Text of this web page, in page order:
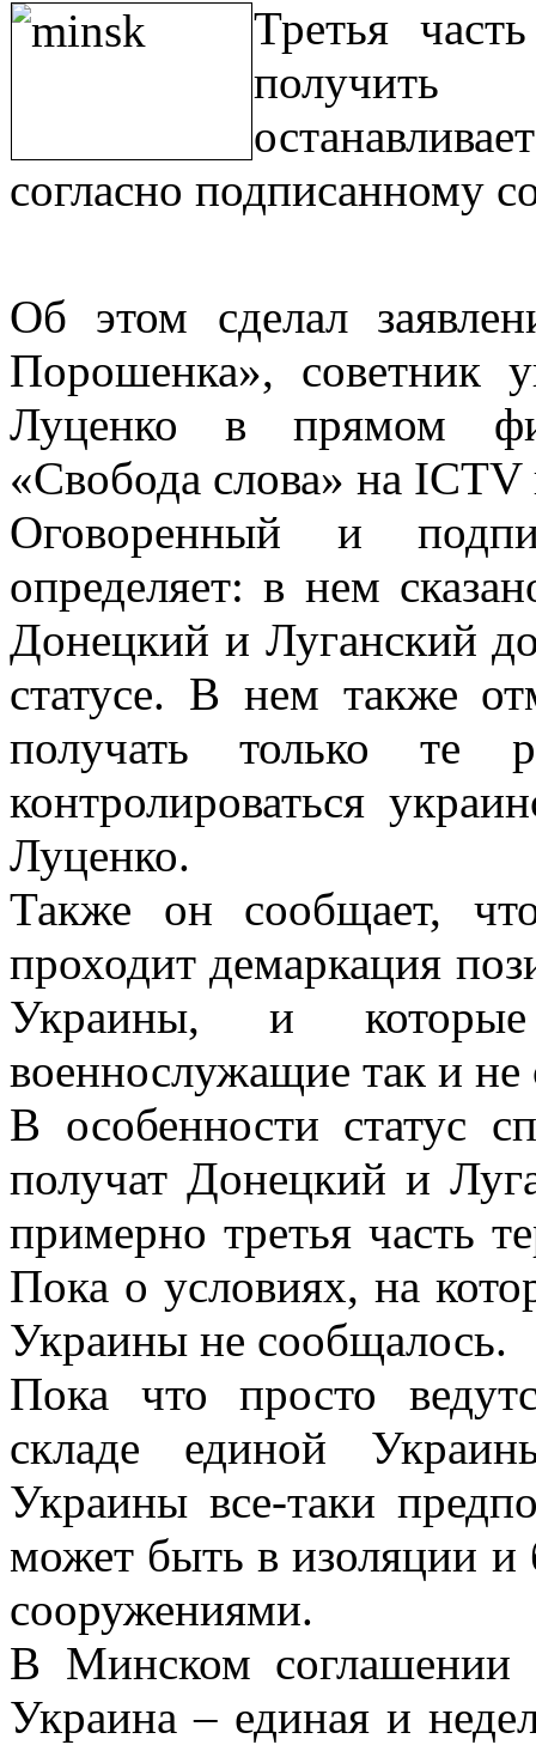
Третья
согласно подписанному
Об этом сделал
Порошенка», советник
Луценко в прямом
«Свобода слова» на
Оговоренный и
определяет: в нем
Донецкий и Луганский
статусе. В нем также
получать только те
контролироваться
Луценко.
Также он сообщает,
проходит демаркация
Украины, и
военнослужащие так и не
В особенности статус
получат Донецкий и
примерно третья часть
Пока о условиях, на
Украины не сообщалось.
Пока что просто
складе единой
Украины все-таки
может быть в изоляции и
сооружениями.
В Минском соглашении
Украина – единая и